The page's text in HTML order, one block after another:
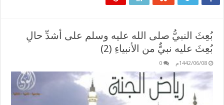
بُعِثَ النبيُّ صلى الله عليه وسلم على أشدِّ حالِ
بُعِثَ عليه نبيٌّ من الأنبياءِ (2)
1442/06/08م 0